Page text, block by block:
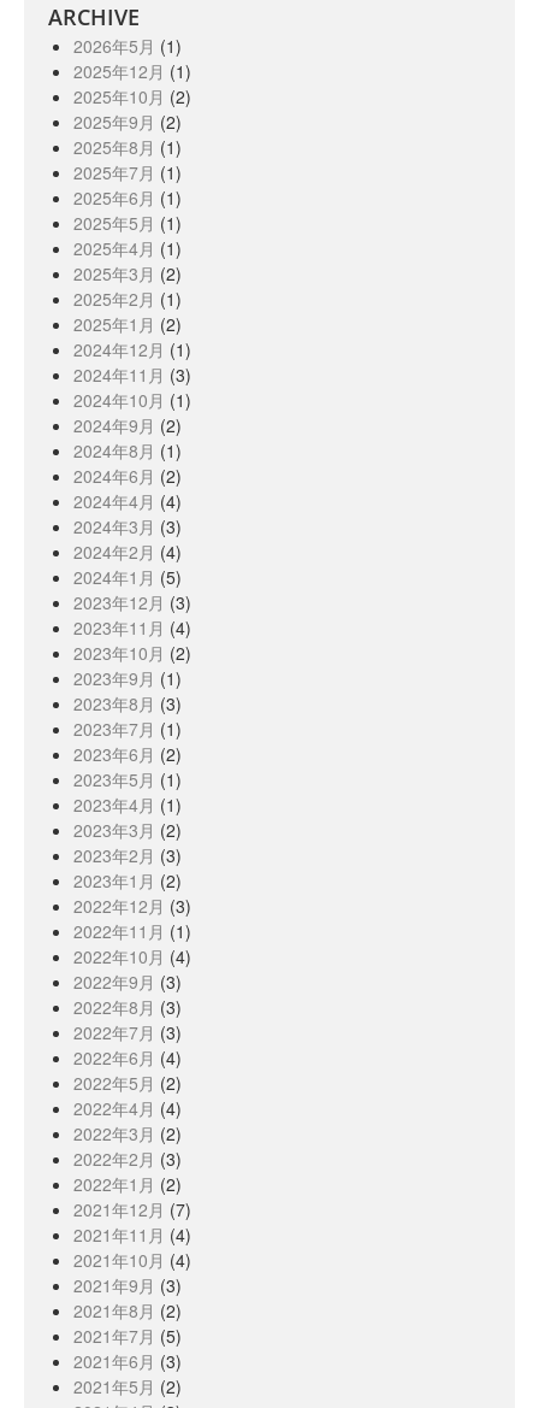
ARCHIVE
2026年5月 (1)
2025年12月 (1)
2025年10月 (2)
2025年9月 (2)
2025年8月 (1)
2025年7月 (1)
2025年6月 (1)
2025年5月 (1)
2025年4月 (1)
2025年3月 (2)
2025年2月 (1)
2025年1月 (2)
2024年12月 (1)
2024年11月 (3)
2024年10月 (1)
2024年9月 (2)
2024年8月 (1)
2024年6月 (2)
2024年4月 (4)
2024年3月 (3)
2024年2月 (4)
2024年1月 (5)
2023年12月 (3)
2023年11月 (4)
2023年10月 (2)
2023年9月 (1)
2023年8月 (3)
2023年7月 (1)
2023年6月 (2)
2023年5月 (1)
2023年4月 (1)
2023年3月 (2)
2023年2月 (3)
2023年1月 (2)
2022年12月 (3)
2022年11月 (1)
2022年10月 (4)
2022年9月 (3)
2022年8月 (3)
2022年7月 (3)
2022年6月 (4)
2022年5月 (2)
2022年4月 (4)
2022年3月 (2)
2022年2月 (3)
2022年1月 (2)
2021年12月 (7)
2021年11月 (4)
2021年10月 (4)
2021年9月 (3)
2021年8月 (2)
2021年7月 (5)
2021年6月 (3)
2021年5月 (2)